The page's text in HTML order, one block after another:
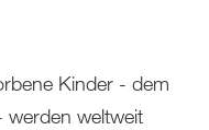
Kinder - dem
werden weltweit